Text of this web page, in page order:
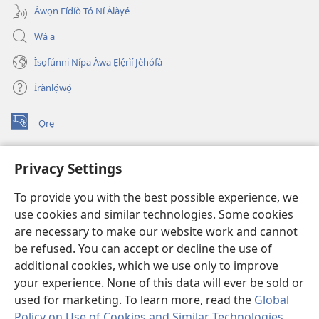
Privacy Settings
To provide you with the best possible experience, we
use cookies and similar technologies. Some cookies
are necessary to make our website work and cannot
be refused. You can accept or decline the use of
additional cookies, which we use only to improve
your experience. None of this data will ever be sold or
used for marketing. To learn more, read the Global
Àwọn Fídíò Tó Ní Àlàyé
Wá a
Ìsọfúnni Nípa Àwa Ẹlẹ́rìí Jèhófà
Ìrànlọ́wọ́
Ọrẹ
(opens
new
ÀKÁ ÌWÉ ORÍ ÍŃTÁNẸ́Ẹ̀TÌ TI Watchtower™
(opens
window)JW Hub
(opens
new
window)JW Library
Watchtower Library ®